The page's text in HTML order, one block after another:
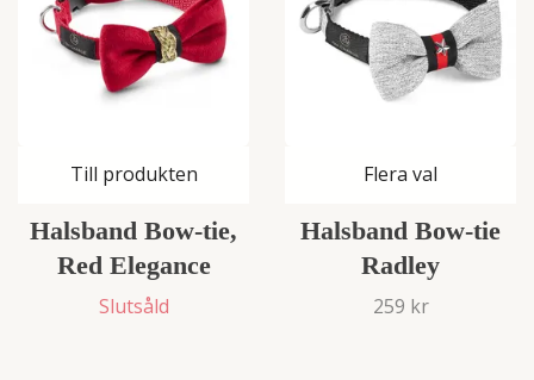
Till produkten
Halsband Bow-tie,
Red Elegance
Slutsåld
Flera val
Halsband Bow-tie
Radley
259 kr